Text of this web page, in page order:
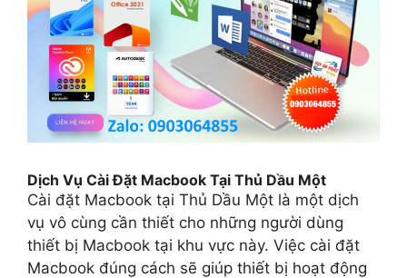
Dịch Vụ Cài Đặt Macbook Tại Thủ Dầu Một
Cài đặt Macbook tại Thủ Dầu Một là một dịch
vụ vô cùng cần thiết cho những người dùng
thiết bị Macbook tại khu vực này. Việc cài đặt
Macbook đúng cách sẽ giúp thiết bị hoạt động